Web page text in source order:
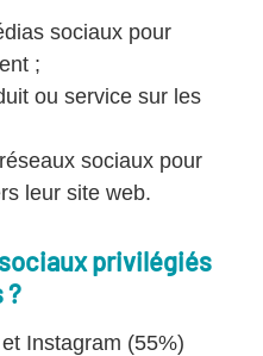
sociaux pour
;
ou service sur les
sociaux pour
leur site web.
privilégiés
?
Instagram (55%)